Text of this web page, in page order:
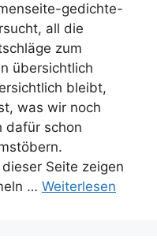
gedichte-
all die
zum
übersichtlich
bleibt,
was wir noch
dafür schon
Seite zeigen
… Weiterlesen